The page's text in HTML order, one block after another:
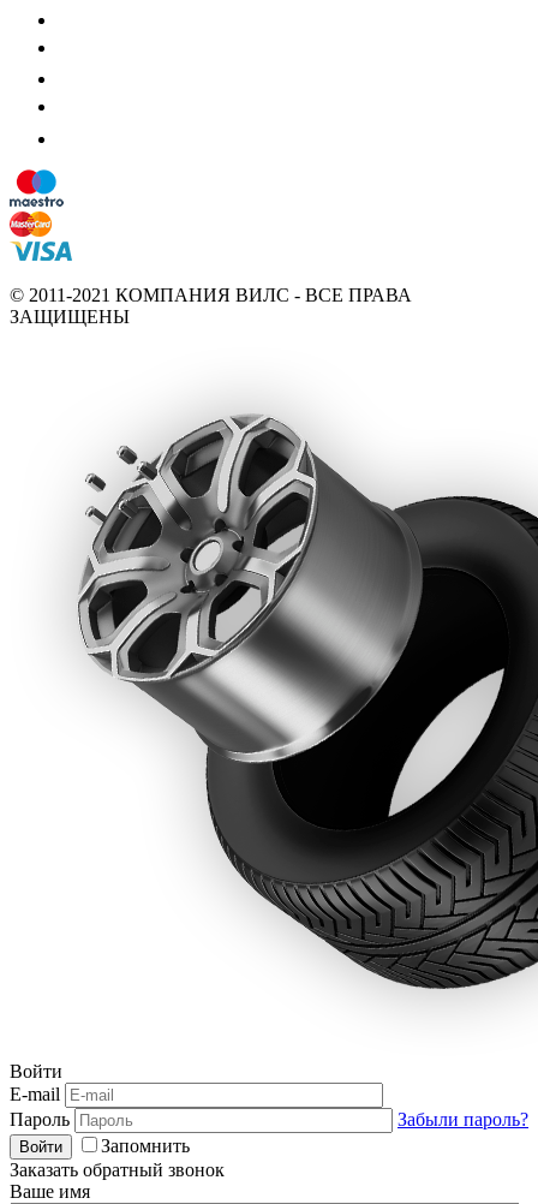
© 2011-2021 КОМПАНИЯ ВИЛС - ВСЕ ПРАВА
ЗАЩИЩЕНЫ
Войти
E-mail
Пароль
Забыли пароль?
Войти
Запомнить
Заказать обратный звонок
Ваше имя